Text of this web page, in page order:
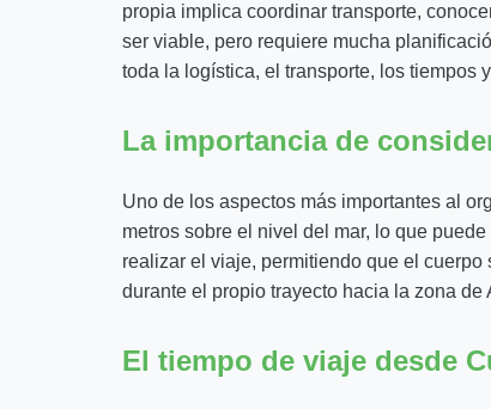
propia implica coordinar transporte,
ser viable, pero requiere mucha
toda la logística, el transporte, los tiempos
La importancia de
Uno de los aspectos más importantes al
metros sobre el nivel del mar, lo que
realizar el viaje, permitiendo que el
durante el propio trayecto hacia la zona de
El tiempo de viaje desde